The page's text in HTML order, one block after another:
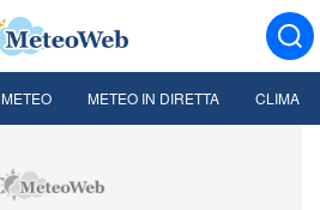
METEO METEO IN DIRETTA CLIMA